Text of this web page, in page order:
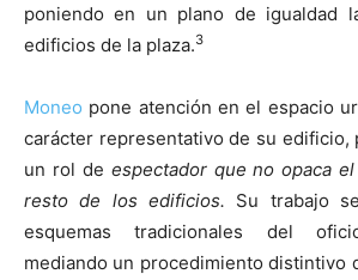
poniendo en un plano de igualdad
edificios de la plaza.3
Moneo pone atención en el espacio
carácter representativo de su edificio,
un rol de espectador que no opaca
resto de los edificios. Su trabajo
esquemas tradicionales del
mediando un procedimiento distintivo